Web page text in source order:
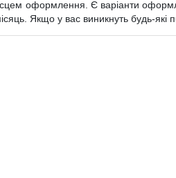
оформлення. Є варіанти
Якщо у вас виникнуть будь-які